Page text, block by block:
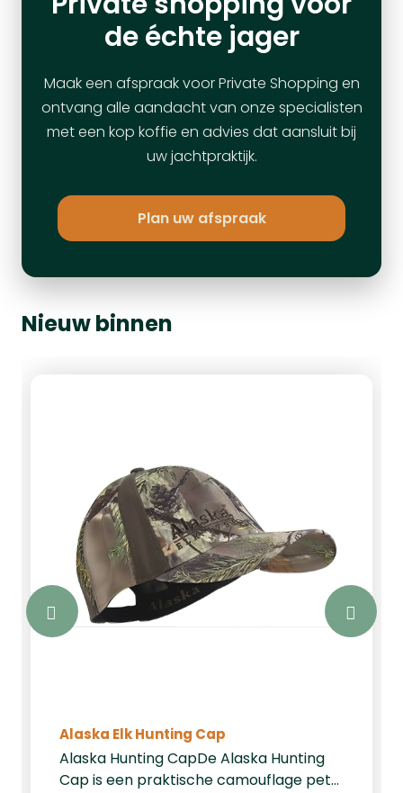
de échte jager
Maak een afspraak voor Private Shopping en
ontvang alle aandacht van onze specialisten
met een kop koffie en advies dat aansluit bij
uw jachtpraktijk.
Plan uw afspraak
Nieuw binnen
Alaska Elk Hunting Cap
Alaska Hunting CapDe Alaska Hunting
Cap is een praktische camouflage pet